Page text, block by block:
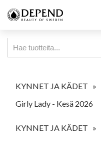
KYNNET JA KÄDET »
Girly Lady - Kesä 2026
KYNNET JA KÄDET »